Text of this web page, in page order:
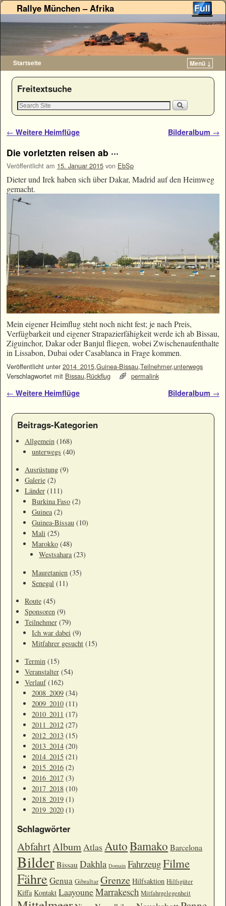
Rallye München – Afrika
Startseite Menü ↓
Zum Inhalt wechseln
Zum sekundären Inhalt wechseln
Freitextsuche
Artikelnavigation
← Weitere Heimflüge Bilderalbum →
Die vorletzten reisen ab ···
Veröffentlicht am 15. Januar 2015 von EbSp
Dieter und Irek haben sich über Dakar, Madrid auf den Heimweg
gemacht.
Mein eigener Heimflug steht noch nicht fest; je nach Preis,
Verfügbarkeit und eigener Strapazierfähigkeit werde ich ab Bissau,
Ziguinchor, Dakar oder Banjul fliegen, wobei Zwischenaufenthalte
in Lissabon, Dubai oder Casablanca in Frage kommen.
Veröffentlicht unter 2014_2015,Guinea-Bissau,Teilnehmer,unterwegs
Verschlagwortet mit Bissau,Rückflug permalink
Artikelnavigation
← Weitere Heimflüge Bilderalbum →
Beitrags-Kategorien
Allgemein (168)
unterwegs (40)
Ausrüstung(9)
Galerie(2)
Länder(111)
Burkina Faso (2)
Guinea(2)
Guinea-Bissau (10)
Mali (25)
Marokko (48)
Westsahara(23)
Mauretanien (35)
Senegal (11)
Route(45)
Sponsoren(9)
Teilnehmer(79)
Ich war dabei (9)
Mitfahrer gesucht (15)
Termin(15)
Veranstalter(54)
Verlauf(162)
2008_2009 (34)
2009_2010 (11)
2010_2011 (17)
2011_2012 (27)
2012_2013 (15)
2013_2014 (20)
2014_2015 (21)
2015_2016 (2)
2016_2017 (3)
2017_2018 (10)
2018_2019 (1)
2019_2020 (1)
Schlagwörter
AbfahrtAlbumAtlas AutoBamako Barcelona
Bilder Bissau Dakhla Domain FahrzeugFilme
Fähre Genua Gibraltar Grenze Hilfsaktion Hilfsgüter
Kiffa Kontakt LaayouneMarrakesch Mitfahrgelegenheit